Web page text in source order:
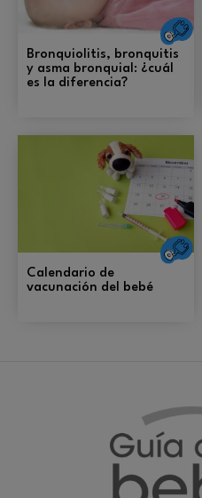
Bronquiolitis, bronquitis
y asma bronquial: ¿cuál
es la diferencia?
Calendario de
vacunación del bebé